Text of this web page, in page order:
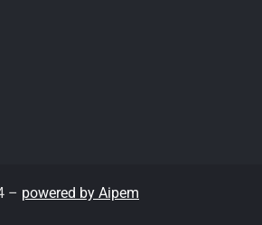
– powered by Aipem